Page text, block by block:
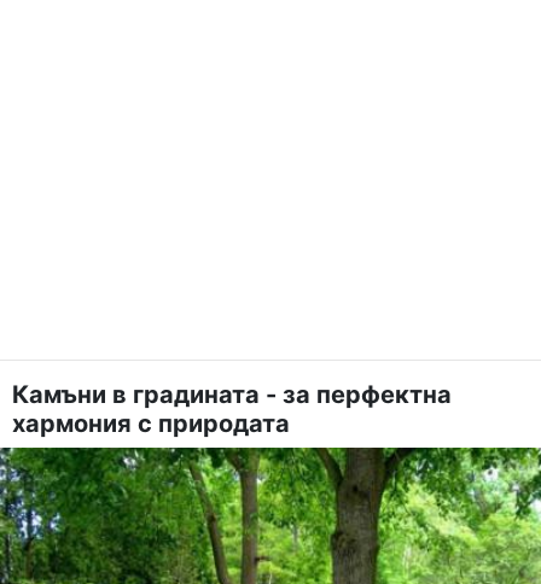
Камъни в градината - за перфектна
хармония с природата